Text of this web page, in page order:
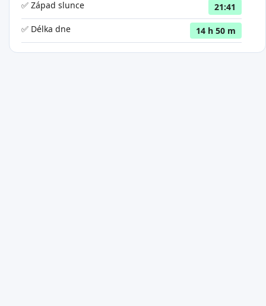
✅ Západ slunce
21:41
✅ Délka dne
14 h 50 m